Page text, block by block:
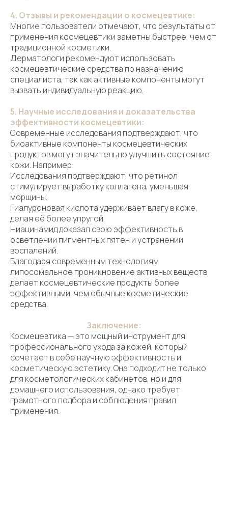
4. Отзывы и рекомендации о космецевтике:
Многие пользователи отмечают, что результаты от
применения космецевтики заметны быстрее, чем от
традиционной косметики.
Дерматологи рекомендуют использовать
космецевтические средства по назначению
специалиста, так как активные компоненты могут
вызвать индивидуальную реакцию.
5. Научные исследования и доказательства
эффективности космецевтики:
Современные исследования подтверждают, что
биоактивные компоненты космецевтических
продуктов могут значительно улучшить состояние
кожи. Например:
Исследования подтверждают, что ретинол
стимулирует выработку коллагена, уменьшая
морщины.
Гиалуроновая кислота удерживает влагу в коже,
делая её более упругой.
Ниацинамид доказал свою эффективность в
осветлении пигментных пятен и устранении
воспалений.
Благодаря современным технологиям
липосомальное проникновение активных веществ
делает космецевтические продукты более
эффективными, чем обычные косметические
средства.
Заключение:
Космецевтика — это мощный инструмент для
профессионального ухода за кожей, который
сочетает в себе научную эффективность и
косметическую эстетику. Она подходит не только
для косметологических кабинетов, но и для
домашнего использования, однако требует
грамотного подбора и соблюдения правил
применения.
+7 916 641‑15‑15
+7 916 079-15-15
Словарь косметолога
О магазине
Каталог
Блог
Вопросы косметологу
Бонусная система
Академия
Партнеры
Условия продажи (ОФЕРТА)
Контактная информация:
info@doctorbaumann.ru